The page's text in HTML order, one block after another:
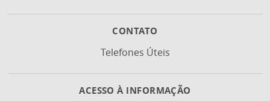
CONTATO
Telefones Úteis
ACESSO À INFORMAÇÃO